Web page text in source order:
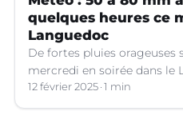
quelques heures ce
Languedoc
De fortes pluies orageuses
mercredi en soirée dans le
cumuls importants. Les
12 février 2025 1 min